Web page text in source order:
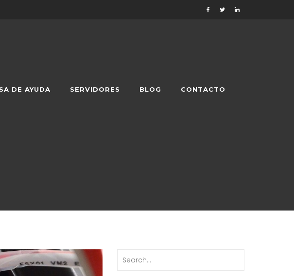
DE AYUDA SERVIDORES BLOG CONTACTO